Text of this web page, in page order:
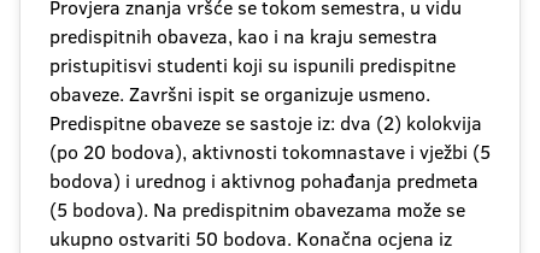
Provjera znanja vršće se tokom semestra, u vidu
predispitnih obaveza, kao i na kraju semestra
pristupitisvi studenti koji su ispunili predispitne
obaveze. Završni ispit se organizuje usmeno.
Predispitne obaveze se sastoje iz: dva (2) kolokvija
(po 20 bodova), aktivnosti tokomnastave i vježbi (5
bodova) i urednog i aktivnog pohađanja predmeta
(5 bodova). Na predispitnim obavezama može se
ukupno ostvariti 50 bodova. Konačna ocjena iz